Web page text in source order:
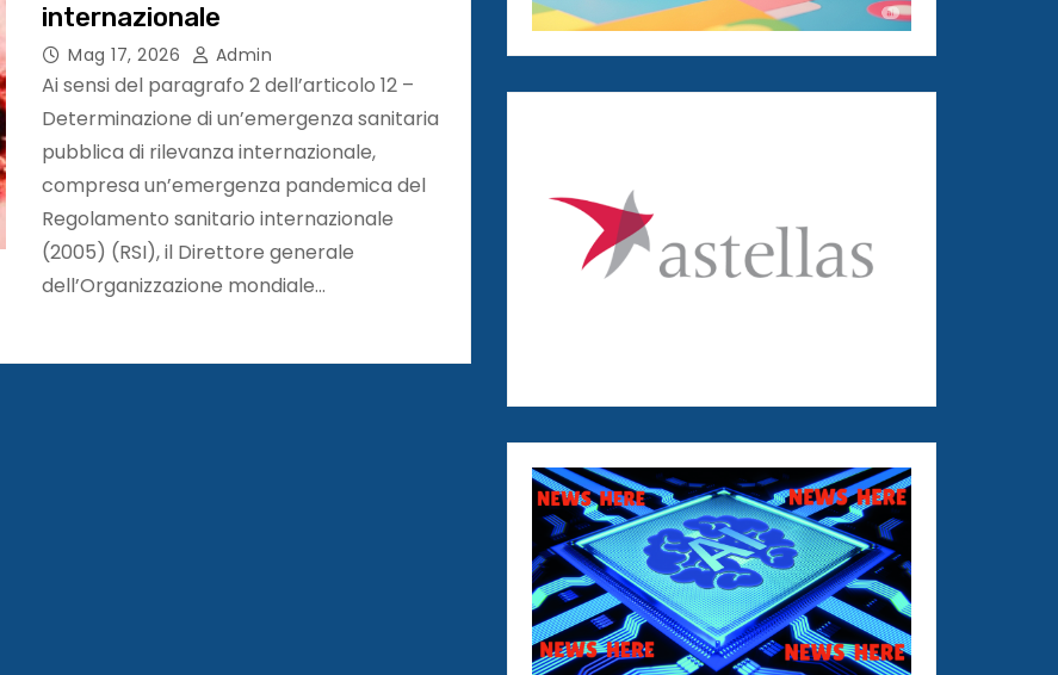
internazionale
Mag 17, 2026 Admin
Ai sensi del paragrafo 2 dell’articolo 12 –
Determinazione di un’emergenza sanitaria
pubblica di rilevanza internazionale,
compresa un’emergenza pandemica del
Regolamento sanitario internazionale
(2005) (RSI), il Direttore generale
dell’Organizzazione mondiale…